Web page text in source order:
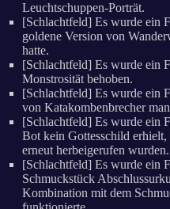
Leuchtschuppen-Porträt.
[Schlachtfeld] Es wurde ein
goldene Version von
hatte.
[Schlachtfeld] Es wurde ein
Monstrosität behoben.
[Schlachtfeld] Es wurde ein
von Katakombenbrecher
[Schlachtfeld] Es wurde ein
Bot kein Gottesschild
erneut herbeigerufen wurden.
[Schlachtfeld] Es wurde ein
Schmuckstück
Kombination mit dem